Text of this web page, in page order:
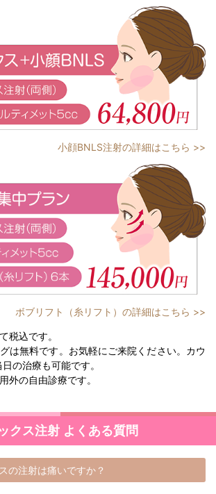
小顔BNLS注射の詳細はこちら >>
ボブリフト（糸リフト）の詳細はこちら >>
税込です。
は無料です。お気軽にご来院ください。カウ
の治療も可能です。
外の自由診療です。
クス注射 よくある質問
の注射は痛いですか？